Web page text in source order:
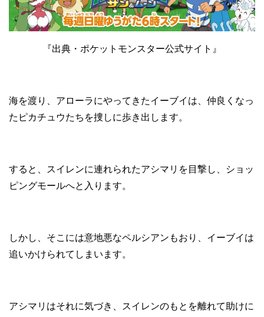
『出典・ポケットモンスター公式サイト』
海を渡り、アローラにやってきたイーブイは、仲良くなっ
たピカチュウたちを捜しに歩き出します。
すると、スイレンに連れられたアシマリを目撃し、ショッ
ピングモールへと入ります。
しかし、そこには意地悪なペルシアンもおり、イーブイは
追いかけられてしまいます。
アシマリはそれに気づき、スイレンのもとを離れて助けに